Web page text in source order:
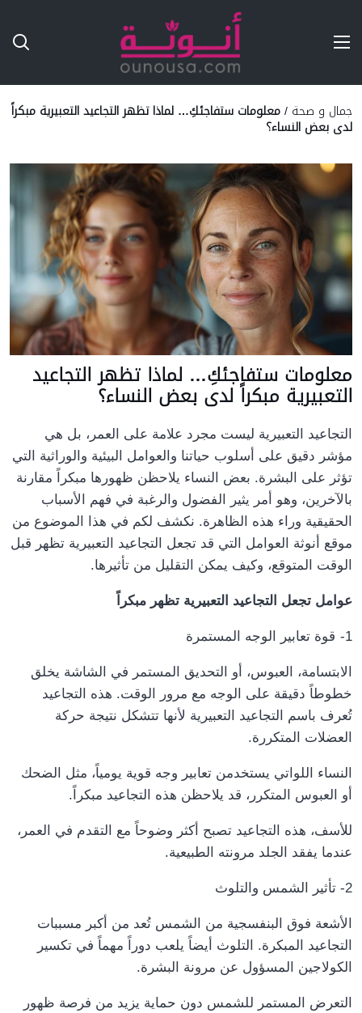
To
Content
جمال و صحة /معلومات ستفاجئكِ… لماذا تظهر التجاعيد التعبيرية مبكراً
لدى بعض النساء؟
معلومات ستفاجئكِ… لماذا تظهر التجاعيد
التعبيرية مبكراً لدى بعض النساء؟
التجاعيد التعبيرية ليست مجرد علامة على العمر، بل هي
مؤشر دقيق على أسلوب حياتنا والعوامل البيئية والوراثية التي
تؤثر على البشرة. بعض النساء يلاحظن ظهورها مبكراً مقارنة
بالآخرين، وهو أمر يثير الفضول والرغبة في فهم الأسباب
الحقيقية وراء هذه الظاهرة. نكشف لكم في هذا الموضوع من
موقع
أنوثة العوامل التي قد تجعل التجاعيد التعبيرية تظهر قبل
الوقت المتوقع، وكيف يمكن التقليل من تأثيرها.
عوامل تجعل التجاعيد التعبيرية تظهر مبكراً
1- قوة تعابير الوجه المستمرة
الابتسامة، العبوس، أو التحديق المستمر في الشاشة يخلق
خطوطاً دقيقة على الوجه مع مرور الوقت. هذه التجاعيد
تُعرف باسم التجاعيد التعبيرية لأنها تتشكل نتيجة حركة
العضلات المتكررة.
النساء اللواتي يستخدمن تعابير وجه قوية يومياً، مثل الضحك
أو العبوس المتكرر، قد يلاحظن هذه التجاعيد مبكراً .
للأسف، هذه التجاعيد تصبح أكثر وضوحاً مع التقدم في العمر،
عندما يفقد الجلد مرونته الطبيعية.
2- تأثير الشمس والتلوث
الأشعة فوق البنفسجية من الشمس تُعد من أكبر مسببات
التجاعيد المبكرة. التلوث أيضاً يلعب دوراً مهماً في تكسير
الكولاجين المسؤول عن مرونة البشرة.
التعرض المستمر للشمس دون حماية يزيد من فرصة ظهور